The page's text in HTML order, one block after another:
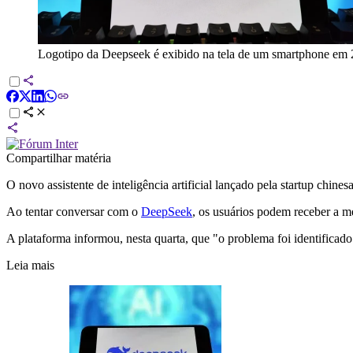
Logotipo da Deepseek é exibido na tela de um smartphone
Compartilhar matéria
O novo assistente de inteligência artificial lançado pela startup
Ao tentar conversar com o DeepSeek, os usuários podem receber a
A plataforma informou, nesta quarta, que "o problema foi
Leia mais